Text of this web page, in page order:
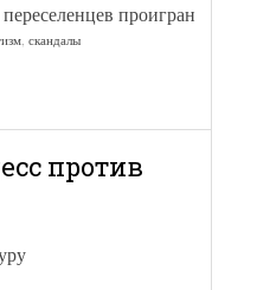
проигран
, скандалы
против